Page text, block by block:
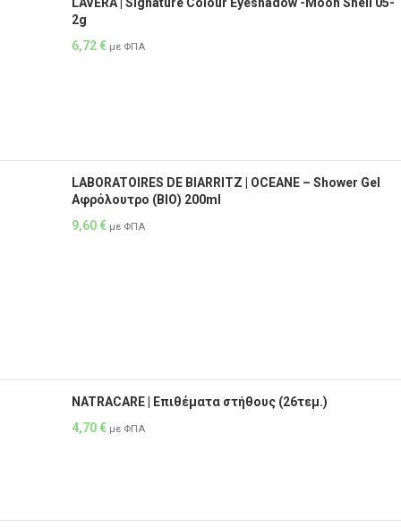
2g
6,72€ με ΦΠΑ
LABORATOIRES DE BIARRITZ | OCEANE – Shower Gel
Αφρόλουτρο (BIO) 200ml
9,60€ με ΦΠΑ
NATRACARE | Επιθέματα στήθους (26τεμ.)
4,70€ με ΦΠΑ